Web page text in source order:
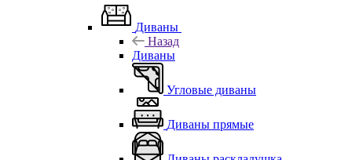
Диваны
Назад
Диваны
Угловые диваны
Диваны прямые